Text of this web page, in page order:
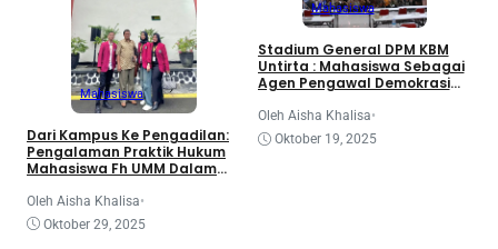
Mahasiswa
Dari Kampus Ke Pengadilan:
Pengalaman Praktik Hukum
Mahasiswa Fh UMM Dalam
Oleh Aisha Khalisa•
Oktober 29, 2025
Mahasiswa
Stadium General DPM KBM
Untirta : Mahasiswa Sebagai
Agen Pengawal Demokrasi
Nasional
Oleh Aisha Khalisa•
Oktober 19, 2025